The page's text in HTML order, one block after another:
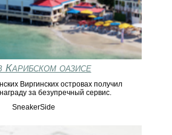
Карибском оазисе
Виргинских островах получил
за безупречный сервис.
SneakerSide